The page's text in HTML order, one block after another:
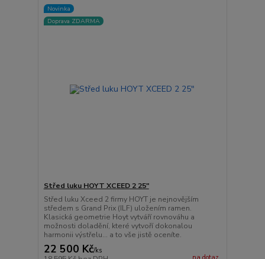
Novinka
Doprava ZDARMA
Střed luku HOYT XCEED 2 25"
Střed luku Xceed 2 firmy HOYT je nejnovějším
středem s Grand Prix (ILF) uložením ramen.
Klasická geometrie Hoyt vytváří rovnováhu a
možnosti doladění, které vytvoří dokonalou
harmonii výstřelu... a to vše jistě oceníte.
22 500 Kč/ks